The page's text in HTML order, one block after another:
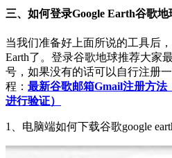
三、如何登录Google Earth谷歌地
当我们准备好上面所说的工具后
Earth了。登录谷歌地球推荐大家
号，如果没有的话可以自行注册
程： 最新谷歌邮箱Gmail注册方
进行验证）
1、电脑端如何下载谷歌google